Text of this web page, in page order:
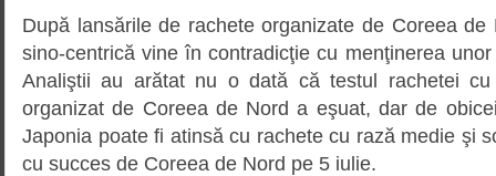
După lansările de rachete organizate de Coreea de
sino-centrică vine în contradicţie cu menţinerea
Analiştii au arătat nu o dată că testul rachetei
organizat de Coreea de Nord a eşuat, dar de
Japonia poate fi atinsă cu rachete cu rază medie şi
cu succes de Coreea de Nord pe 5 iulie.